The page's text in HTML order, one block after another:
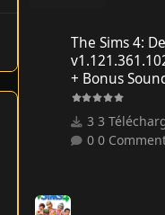
The Sims 4:
+ Bonus
3
0